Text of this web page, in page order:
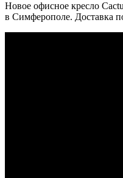
Новое офисное кресло
в Симферополе. Доставка